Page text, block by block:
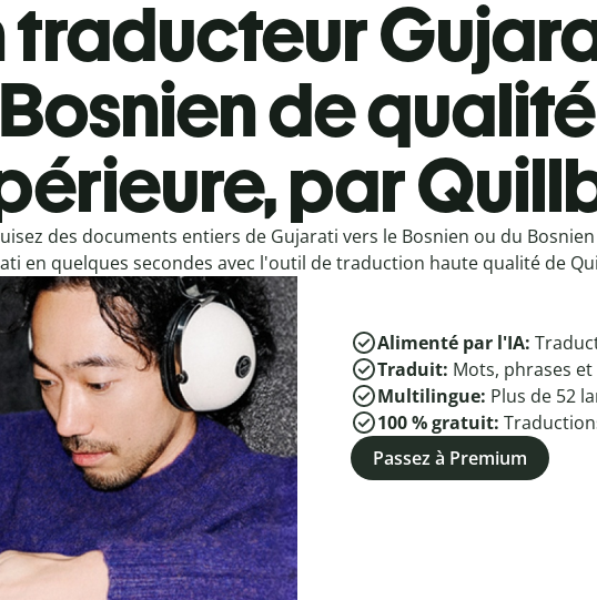
traducteur
Bosnien de qualité
par
des documents entiers de Gujarati vers le Bosnien ou du
en quelques secondes avec l'outil de traduction haute qualité de
Alimenté par l'IA:
Traduit: Mots, phrases
Multilingue: Plus de 52
100 % gratuit:
Passez à Premium